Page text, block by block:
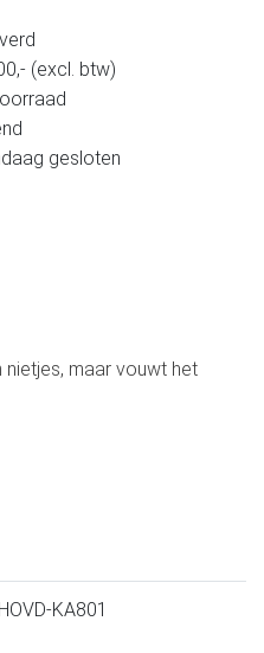
(excl. btw)
gesloten
nietjes, maar vouwt het
HOVD-KA801